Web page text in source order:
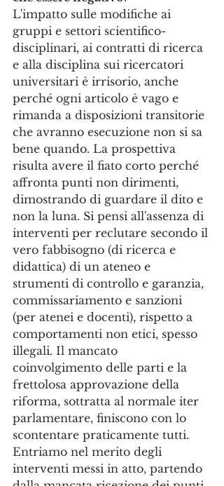
L'impatto sulle modifiche ai
gruppi e settori scientifico-
disciplinari, ai contratti di ricerca
e alla disciplina sui ricercatori
universitari è irrisorio, anche
perché ogni articolo è vago e
rimanda a disposizioni transitorie
che avranno esecuzione non si sa
bene quando. La prospettiva
risulta avere il fiato corto perché
affronta punti non dirimenti,
dimostrando di guardare il dito e
non la luna. Si pensi all'assenza di
interventi per reclutare secondo il
vero fabbisogno (di ricerca e
didattica) di un ateneo e
strumenti di controllo e garanzia,
commissariamento e sanzioni
(per atenei e docenti), rispetto a
comportamenti non etici, spesso
illegali. Il mancato
coinvolgimento delle parti e la
frettolosa approvazione della
riforma, sottratta al normale iter
parlamentare, finiscono con lo
scontentare praticamente tutti.
Entriamo nel merito degli
interventi messi in atto, partendo